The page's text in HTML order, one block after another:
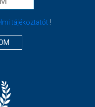
tájékoztatót!